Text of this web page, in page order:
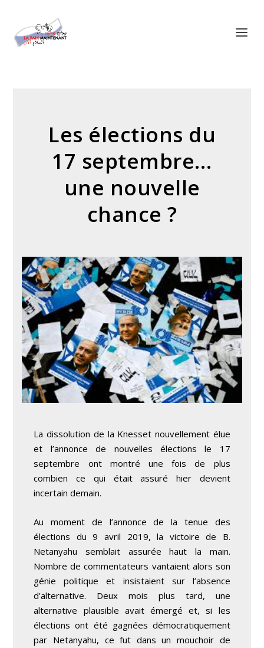
Les élections du
17 septembre…
une nouvelle
chance ?
La dissolution de la Knesset nouvellement élue
et l’annonce de nouvelles élections le 17
septembre ont montré une fois de plus
combien ce qui était assuré hier devient
incertain demain.
Au moment de l’annonce de la tenue des
élections du 9 avril 2019, la victoire de B.
Netanyahu semblait assurée haut la main.
Nombre de commentateurs vantaient alors son
génie politique et insistaient sur l’absence
d’alternative. Deux mois plus tard, une
alternative plausible avait émergé et, si les
élections ont été gagnées démocratiquement
par Netanyahu, ce fut dans un mouchoir de